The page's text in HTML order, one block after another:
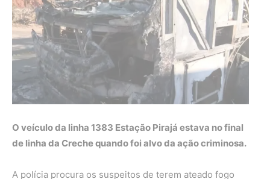
O veículo da linha 1383 Estação Pirajá estava no final
de linha da Creche quando foi alvo da ação criminosa.
A polícia procura os suspeitos de terem ateado fogo